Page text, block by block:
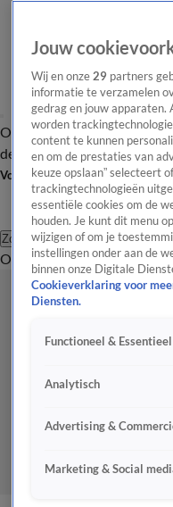
OverzichtAfleveringen
de redactieNieuwsbrief
Volg Shownieuws
Zoeken
OverzichtEntertainment
Jouw
Wij en onze 29 partners
informatie te verzamelen
gedrag en jouw apparaten.
worden
content te kunnen
en om de prestaties van
keuze opslaan” selecteert
trackingtechnologieën
essentiële cookies om de
houden. Je kunt dit menu
wijzigen of om je
instellingen onder aan de
binnen onze Digitale
Cookieverklaring voor
Diensten.
Functioneel & Essentieel
Analytisch
Advertising &
Marketing & Social